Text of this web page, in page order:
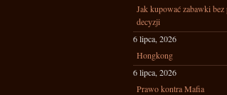
Jak kupować zabawki
decyzji
6 lipca, 2026
Hongkong
6 lipca, 2026
Prawo kontra Mafia